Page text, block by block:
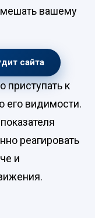
мешать вашему
сайта
приступать к
его видимости.
реагировать
и